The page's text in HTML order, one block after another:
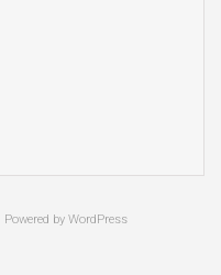
by WordPress